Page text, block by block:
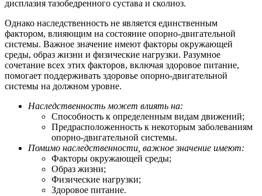
дисплазия тазобедренного сустава и сколиоз.
Однако наследственность не является единственным
фактором, влияющим на состояние опорно-двигательной
системы. Важное значение имеют факторы окружающей
среды, образ жизни и физические нагрузки. Разумное
сочетание всех этих факторов, включая здоровое питание,
помогает поддерживать здоровье опорно-двигательной
системы на должном уровне.
Наследственность может влиять на:
Способность к определенным видам движений;
Предрасположенность к некоторым заболеваниям
опорно-двигательной системы.
Помимо наследственности, важное значение имеют:
Факторы окружающей среды;
Образ жизни;
Физические нагрузки;
Здоровое питание.